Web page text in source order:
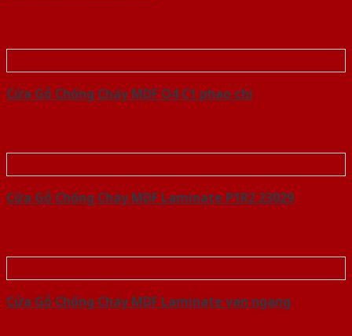
Cửa Gỗ Chống Cháy MDF O4 C1 phao chi
Cửa Gỗ Chống Cháy MDF Laminate P1R2 23029
Cửa Gỗ Chống Cháy MDF Laminate van ngang